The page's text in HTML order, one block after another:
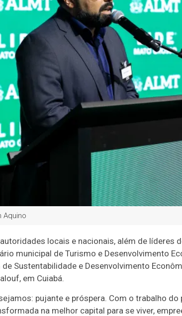
Aquino
locais e nacionais, além de líderes
municipal de Turismo e Desenvolvimento
Sustentabilidade e Desenvolvimento
em Cuiabá.
pujante e próspera. Com o trabalho
na melhor capital para se viver,